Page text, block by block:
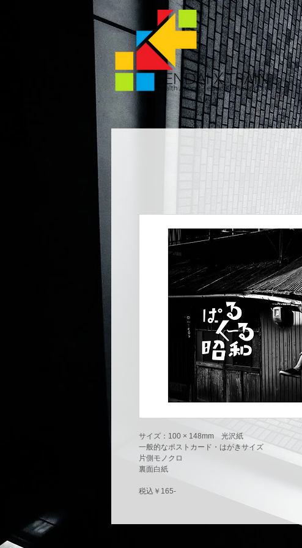
サイズ：100 × 148mm 光沢紙
一般的なポストカード・はがきサイズ
片側モノクロ
裏面白紙
税込￥165-